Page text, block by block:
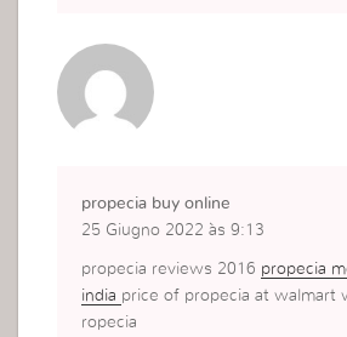
propecia buy online
25 Giugno 2022 às 9:13
propecia reviews 2016 propecia
india price of propecia at walmart
ropecia